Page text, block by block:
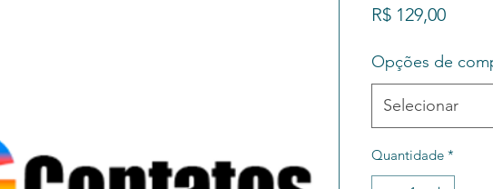
R$ 129,00Preço
Opções de
Selecionar
Quantidade *